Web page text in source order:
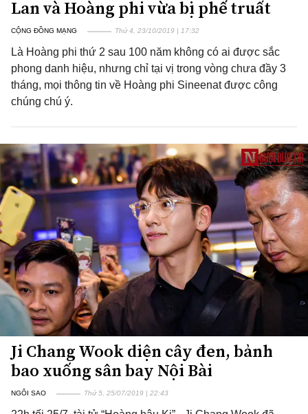
Lan và Hoàng phi vừa bị phế truất
CỘNG ĐỒNG MẠNG Thứ 4, 23/10/2019 | 17:32
Là Hoàng phi thứ 2 sau 100 năm không có ai được sắc
phong danh hiệu, nhưng chỉ tại vị trong vòng chưa đầy 3
tháng, mọi thông tin về Hoàng phi Sineenat được công
chúng chú ý.
Ji Chang Wook diện cây đen, bảnh
bao xuống sân bay Nội Bài
NGÔI SAO Thứ 5, 25/07/2019 | 22:43